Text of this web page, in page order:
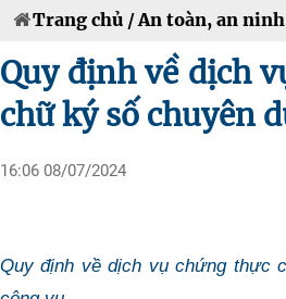
Trang chủ /An toàn, an
Quy định về dịch
chữ ký số chuyên
16:06 08/07/2024
Quy định về dịch vụ chứng thực